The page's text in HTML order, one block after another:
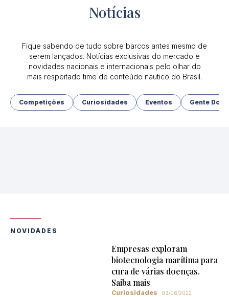
Notícias
Fique sabendo de tudo sobre barcos antes mesmo de
serem lançados. Notícias exclusivas do mercado e
novidades nacionais e internacionais pelo olhar do
mais respeitado time de conteúdo náutico do Brasil.
Competições Curiosidades Eventos Gente Do
NOVIDADES
Empresas exploram
biotecnologia marítima para
cura de várias doenças.
Saiba mais
Curiosidades 03/06/2022